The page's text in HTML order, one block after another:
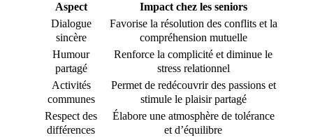
Aspect
Impact chez les seniors
Dialogue
sincère
Favorise la résolution des conflits et la
compréhension mutuelle
Humour
partagé
Renforce la complicité et diminue le
stress relationnel
Activités
communes
Permet de redécouvrir des passions et
stimule le plaisir partagé
Respect des
différences
Élabore une atmosphère de tolérance
et d’équilibre